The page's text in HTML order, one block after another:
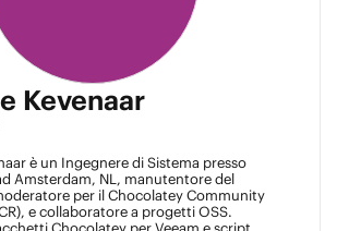
Kevenaar
è un Ingegnere di Sistema presso
Amsterdam, NL, manutentore del
per il Chocolatey Community
e collaboratore a progetti OSS.